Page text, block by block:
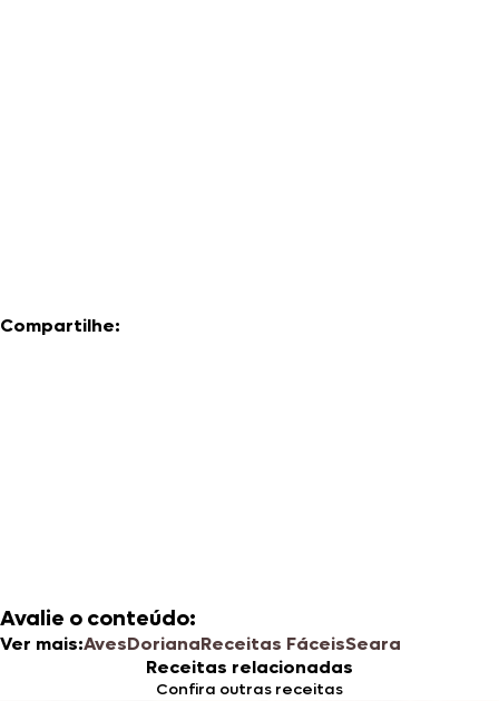
Compartilhe:
Avalie o conteúdo:
Ver mais:AvesDorianaReceitas FáceisSeara
Receitas relacionadas
Confira outras receitas